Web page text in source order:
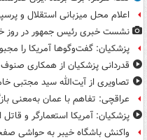
اعلام محل میزبانی استقلال و
نشست خبری رئیس جمهور در روز
پزشکیان: گفت‌وگوها آمریکا را
قدردانی پزشکیان از همکاری
تصاویری از آیت‌الله سید مجتبی
عراقچی: تفاهم با عمان به‌معنی
پزشکیان: آمریکا استعمارگر و
واکنش باشگاه خیبر به حواشی